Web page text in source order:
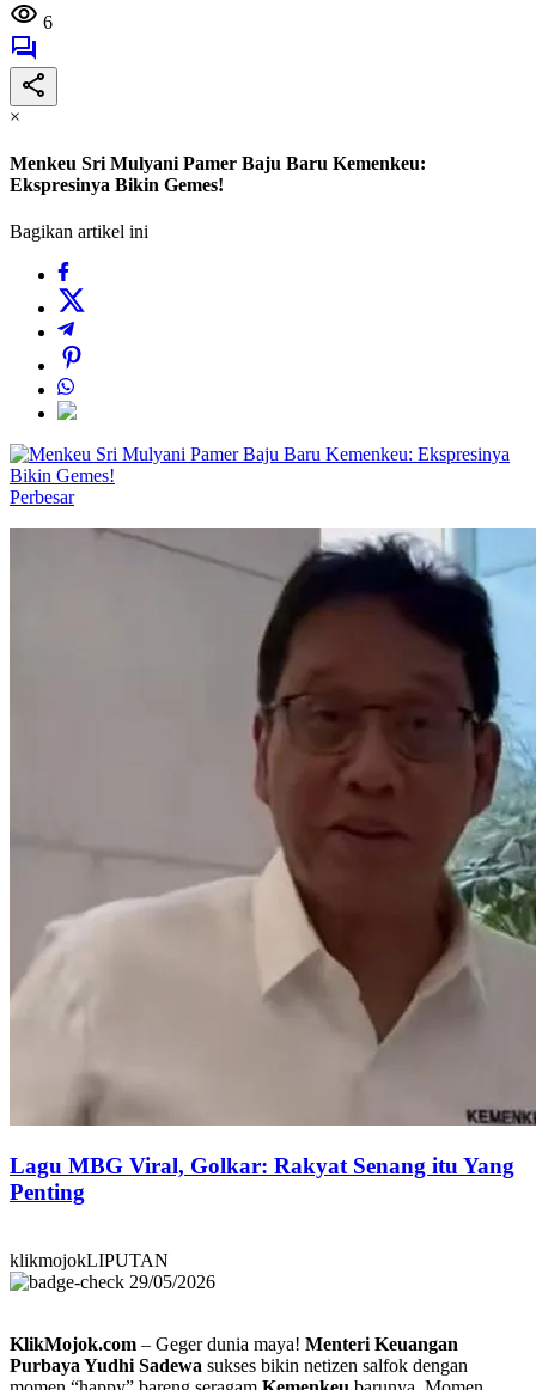
6
×
Menkeu Sri Mulyani Pamer Baju Baru Kemenkeu:
Ekspresinya Bikin Gemes!
Bagikan artikel ini
Perbesar
Lagu MBG Viral, Golkar: Rakyat Senang itu Yang
Penting
klikmojokLIPUTAN
29/05/2026
KlikMojok.com – Geger dunia maya! Menteri Keuangan
Purbaya Yudhi Sadewa sukses bikin netizen salfok dengan